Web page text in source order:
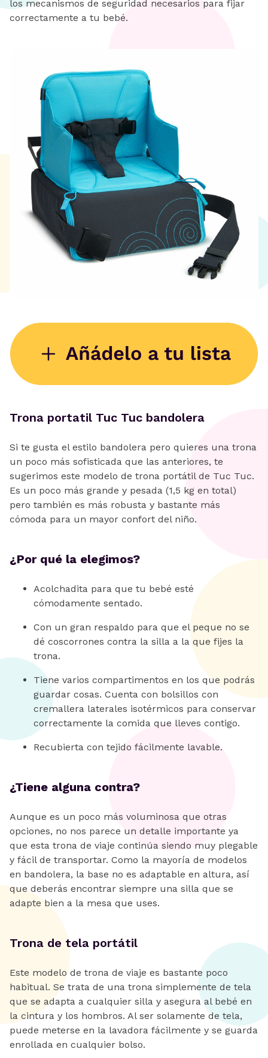
los mecanismos de seguridad necesarios para fijar
correctamente a tu bebé.
Trona portatil Tuc Tuc bandolera
Si te gusta el estilo bandolera pero quieres una trona
un poco más sofisticada que las anteriores, te
sugerimos este modelo de trona portátil de Tuc Tuc.
Es un poco más grande y pesada (1,5 kg en total)
pero también es más robusta y bastante más
cómoda para un mayor confort del niño.
¿Por qué la elegimos?
Acolchadita para que tu bebé esté
cómodamente sentado.
Con un gran respaldo para que el peque no se
dé coscorrones contra la silla a la que fijes la
trona.
Tiene varios compartimentos en los que podrás
guardar cosas. Cuenta con bolsillos con
cremallera laterales isotérmicos para conservar
correctamente la comida que lleves contigo.
Recubierta con tejido fácilmente lavable.
¿Tiene alguna contra?
Aunque es un poco más voluminosa que otras
opciones, no nos parece un detalle importante ya
que esta trona de viaje continúa siendo muy plegable
y fácil de transportar. Como la mayoría de modelos
en bandolera, la base no es adaptable en altura, así
que deberás encontrar siempre una silla que se
adapte bien a la mesa que uses.
Trona de tela portátil
Este modelo de trona de viaje es bastante poco
habitual. Se trata de una trona simplemente de tela
que se adapta a cualquier silla y asegura al bebé en
la cintura y los hombros. Al ser solamente de tela,
puede meterse en la lavadora fácilmente y se guarda
enrollada en cualquier bolso.